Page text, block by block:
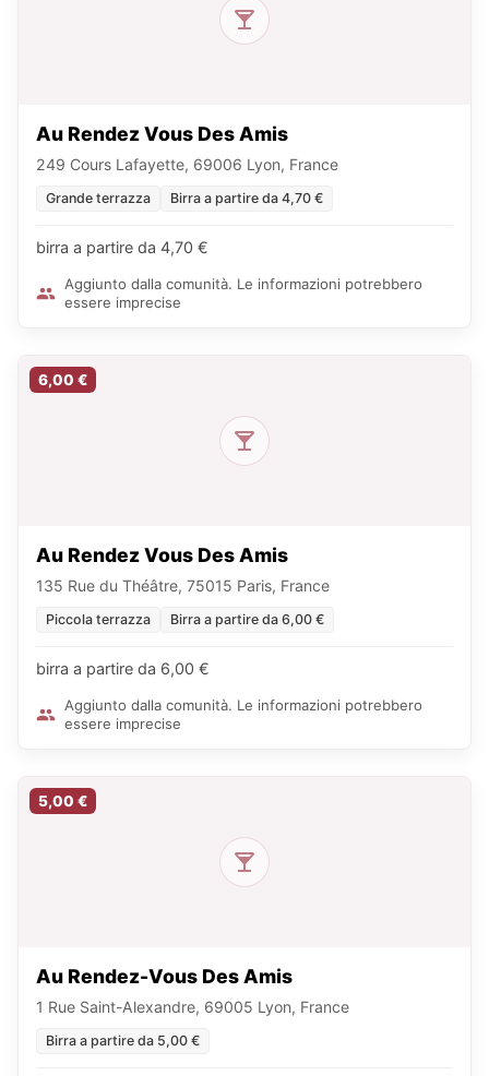
Au Rendez Vous Des Amis
249 Cours Lafayette, 69006 Lyon, France
Grande terrazza Birra a partire da 4,70 €
birra a partire da 4,70 €
Aggiunto dalla comunità. Le informazioni potrebbero
essere imprecise
6,00 €
Au Rendez Vous Des Amis
135 Rue du Théâtre, 75015 Paris, France
Piccola terrazza Birra a partire da 6,00 €
birra a partire da 6,00 €
Aggiunto dalla comunità. Le informazioni potrebbero
essere imprecise
5,00 €
Au Rendez-Vous Des Amis
1 Rue Saint-Alexandre, 69005 Lyon, France
Birra a partire da 5,00 €